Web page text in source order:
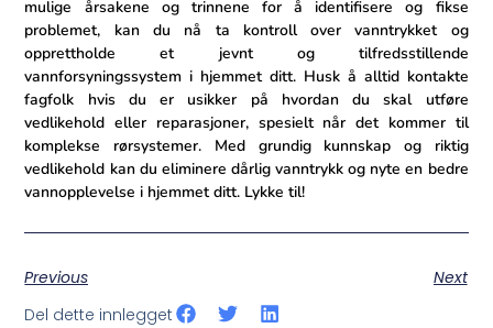
mulige⁤ årsakene og ⁣trinnene for å identifisere og ​fikse⁤
problemet, ⁤kan du nå ta kontroll over vanntrykket og
opprettholde et jevnt og tilfredsstillende
vannforsyningssystem i hjemmet ditt. Husk å alltid kontakte
fagfolk hvis du ‌er usikker på hvordan‌ du skal utføre
vedlikehold eller reparasjoner, spesielt når det kommer⁢ til
komplekse rørsystemer. Med grundig kunnskap og riktig
vedlikehold kan du eliminere dårlig vanntrykk og nyte en bedre
vannopplevelse i hjemmet ditt. Lykke til!⁣
Previous
Next
Del dette innlegget